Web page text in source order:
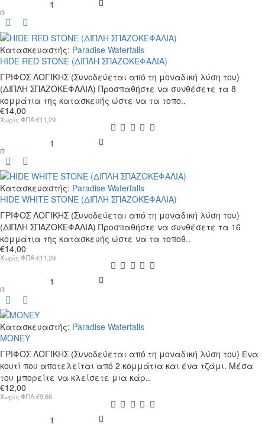
FIT
Κατασκευαστής: Paradise Waterfalls
HIDE RED STONE (ΔΙΠΛΗ ΣΠΑΖΟΚΕΦΑΛΙΑ)
ΓΡΙΦΟΣ ΛΟΓΙΚΗΣ (Συνοδεύεται από τη μοναδική λύση του)
(ΔΙΠΛΗ ΣΠΑΖΟΚΕΦΑΛΙΑ) Προσπαθήστε να συνθέσετε τα 8
κομμάτια της κατασκευής ώστε να τα τοπο..
€14,00
Χωρίς ΦΠΑ:€11,29
HIDE
RED
STONE
(ΔΙΠΛΗ
ΣΠΑΖΟΚΕΦΑΛΙΑ)
Κατασκευαστής: Paradise Waterfalls
HIDE WHITE STONE (ΔΙΠΛΗ ΣΠΑΖΟΚΕΦΑΛΙΑ)
ΓΡΙΦΟΣ ΛΟΓΙΚΗΣ (Συνοδεύεται από τη μοναδική λύση του)
(ΔΙΠΛΗ ΣΠΑΖΟΚΕΦΑΛΙΑ) Προσπαθήστε να συνθέσετε τα 16
κομμάτια της κατασκευής ώστε να τα τοποθ..
€14,00
Χωρίς ΦΠΑ:€11,29
HIDE
WHITE
STONE
(ΔΙΠΛΗ
ΣΠΑΖΟΚΕΦΑΛΙΑ)
Κατασκευαστής: Paradise Waterfalls
MONEY
ΓΡΙΦΟΣ ΛΟΓΙΚΗΣ (Συνοδεύεται από τη μοναδική λύση του) Ένα
κουτί που αποτελείται από 2 κομμάτια και ένα τζάμι. Μέσα
του μπορείτε να κλείσετε μια κάρ..
€12,00
Χωρίς ΦΠΑ:€9,68